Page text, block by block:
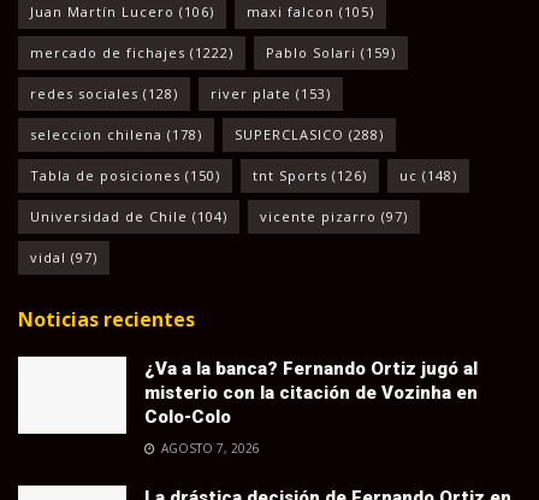
Juan Martín Lucero (106) maxi falcon (105)
mercado de fichajes (1222) Pablo Solari (159)
redes sociales (128) river plate (153)
seleccion chilena (178) SUPERCLASICO (288)
Tabla de posiciones (150) tnt Sports (126) uc (148)
Universidad de Chile (104) vicente pizarro (97)
vidal (97)
Noticias recientes
¿Va a la banca? Fernando Ortiz jugó al
misterio con la citación de Vozinha en
Colo-Colo
AGOSTO 7, 2026